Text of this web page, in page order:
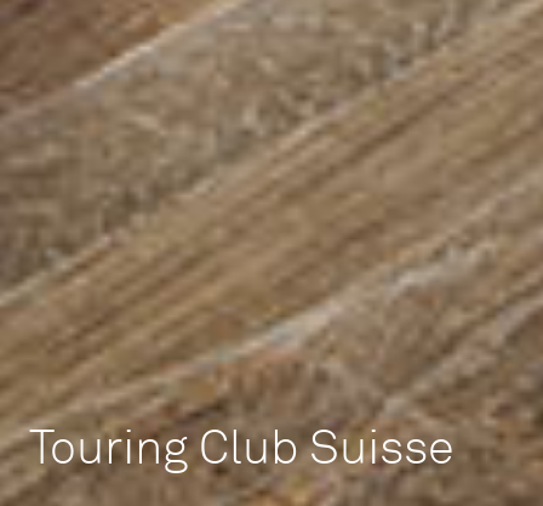
Touring Club Suisse